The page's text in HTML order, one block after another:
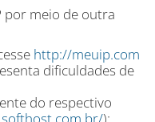
por meio de outra
http://meuip.com
dificuldades de
do respectivo